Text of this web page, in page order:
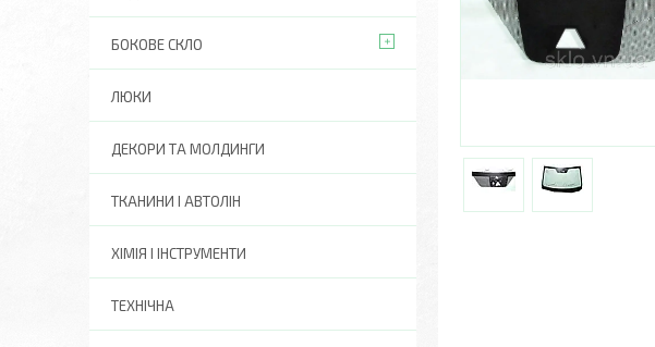
БОКОВЕ СКЛО
ЛЮКИ
ДЕКОРИ ТА МОЛДИНГИ
ТКАНИНИ І АВТОЛІН
ХІМІЯ І ІНСТРУМЕНТИ
ТЕХНІЧНА